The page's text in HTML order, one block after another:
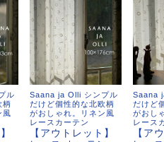
ル
柄
風
Saana ja Olli シンプル
だけど個性的な北欧柄
がおしゃれ。リネン風
レースカーテン
【アウトレット】
Saana
だけど
がおし
レース
【ア